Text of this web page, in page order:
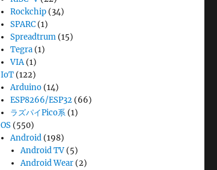
Rockchip (34)
SPARC (1)
Spreadtrum (15)
Tegra (1)
VIA(1)
IoT (122)
Arduino (14)
ESP8266/ESP32 (66)
ラズパイPico系 (1)
OS (550)
Android (198)
Android TV(5)
Android Wear(2)